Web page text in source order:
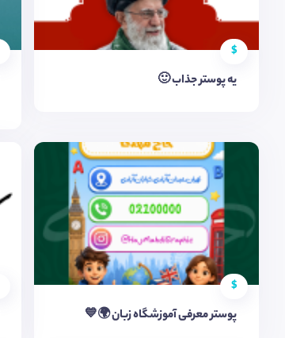
$
یه پوستر جذاب 🙂
$
پوستر معرفی آموزشگاه زبان 🌍💙